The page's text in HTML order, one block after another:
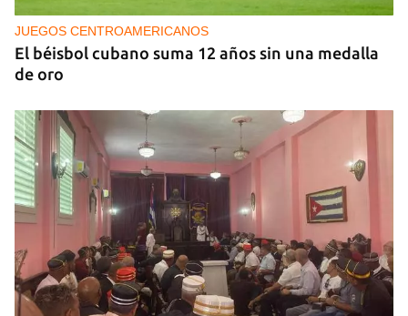
pueblo
JUEGOS CENTROAMERICANOS
El béisbol cubano suma 12 años sin una medalla
de oro